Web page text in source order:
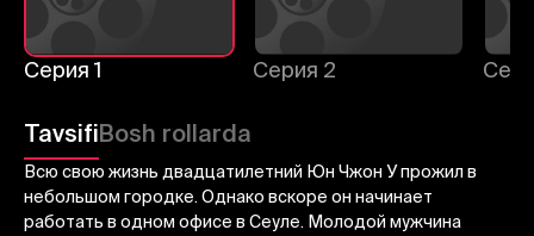
Серия 1 Серия 2
TavsifiBosh rollarda
Всю свою жизнь двадцатилетний Юн Чжон У прожил в
небольшом городке. Однако вскоре он начинает
работать в одном офисе в Сеуле. Молодой мужчина